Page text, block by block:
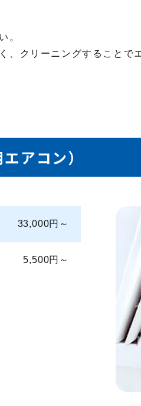
。
クリーニングすることで
エアコン）
33,000円～
5,500円～